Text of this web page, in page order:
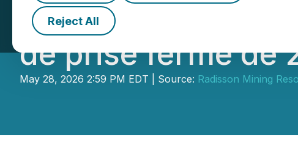
Reject All
Radisson
de prise ferme de
May 28, 2026 2:59 PM EDT | Source: Radisson Mining